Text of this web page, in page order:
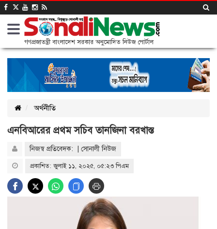
গণপ্রজাতন্ত্রী বাংলাদেশ সরকার অনুমোদিত নিউজ পোর্টাল
অর্থনীতি
এনবিআরের প্রথম সচিব তানজিনা বরখাস্ত
নিজস্ব প্রতিবেদক: | সোনালী নিউজ
প্রকাশিত: জুলাই ১১, ২০২৫, ০৫:২৩ পিএম